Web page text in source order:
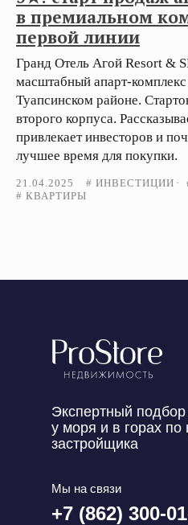
в премиальном
первой линии
Гранд Отель Агой Resort &
масштабный апарт-
Туапсинском районе.
второго корпуса.
привлекает инвесторов и
лучшее время для покупки.
21.04.2025 # ИНВЕСТИЦИИ
# КВАРТИРЫ
+7 (862) 300-
Мы на связи
Экспертный
у моря и в горах по
застройщика